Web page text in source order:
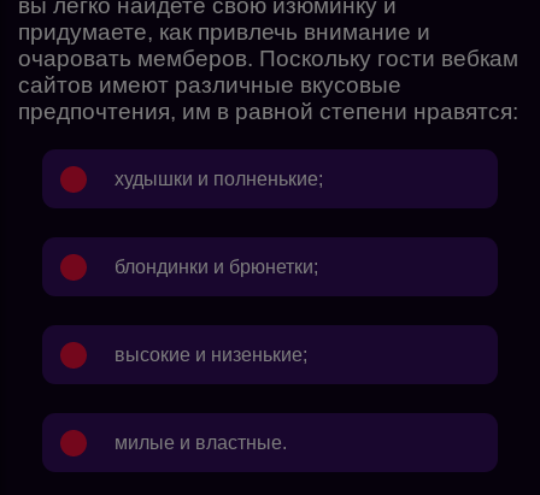
вы легко найдете свою изюминку и
придумаете, как привлечь внимание и
очаровать мемберов. Поскольку гости вебкам
сайтов имеют различные вкусовые
предпочтения, им в равной степени нравятся:
худышки и полненькие;
блондинки и брюнетки;
высокие и низенькие;
милые и властные.